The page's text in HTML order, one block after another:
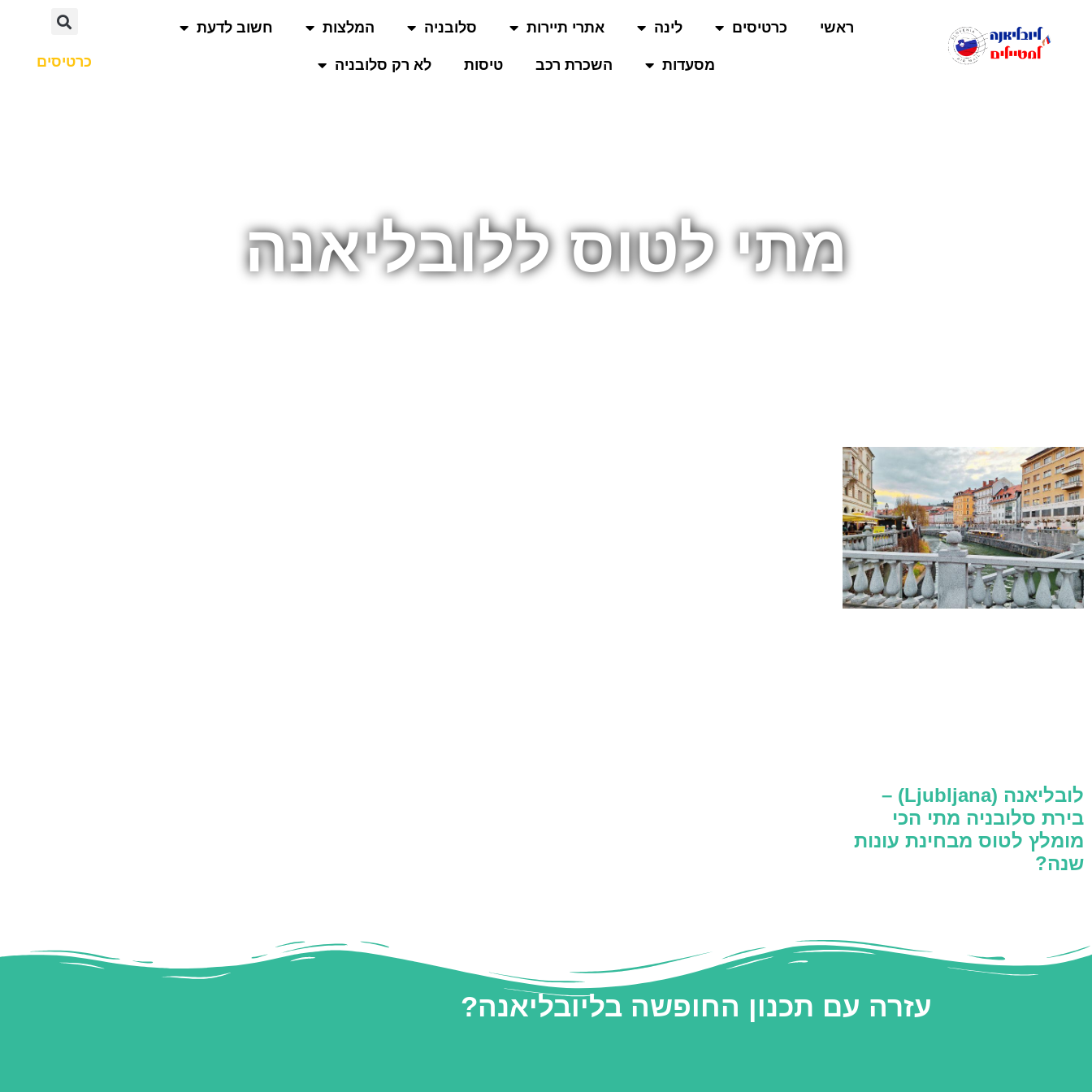
ראשי כרטיסים לינה אתרי תיירות סלובניה המלצות חשוב לדעת
מסעדות השכרת רכב טיסות לא רק סלובניה כרטיסים
מתי לטוס ללובליאנה
לובליאנה (Ljubljana) –
בירת סלובניה מתי הכי
מומלץ לטוס מבחינת עונות
שנה?
עזרה עם תכנון החופשה בליובליאנה?